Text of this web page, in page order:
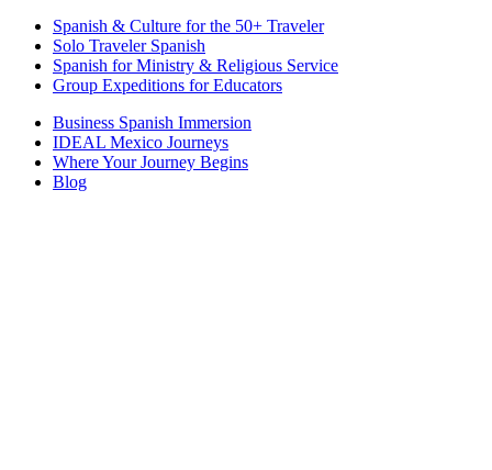
Spanish & Culture for the 50+ Traveler
Solo Traveler Spanish
Spanish for Ministry & Religious Service
Group Expeditions for Educators
Business Spanish Immersion
IDEAL Mexico Journeys
Where Your Journey Begins
Blog